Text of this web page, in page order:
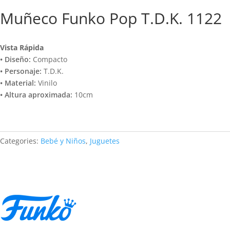
Muñeco Funko Pop T.D.K. 1122
Vista Rápida
• Diseño: Compacto
• Personaje: T.D.K.
• Material: Vinilo
• Altura aproximada: 10cm
Categories: Bebé y Niños, Juguetes